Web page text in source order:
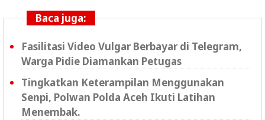
Baca juga:
Fasilitasi Video Vulgar Berbayar di Telegram,
Warga Pidie Diamankan Petugas
Tingkatkan Keterampilan Menggunakan
Senpi, Polwan Polda Aceh Ikuti Latihan
Menembak.